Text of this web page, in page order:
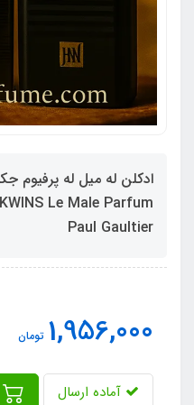
Paul Gaultier
1,956,000 تومان
آماده ارسال